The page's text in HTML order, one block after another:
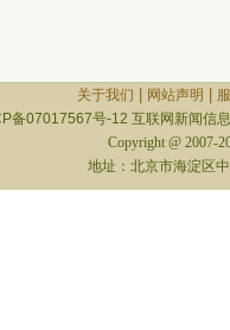
关于我们 网站声明
备07017567号-12 互联网新闻信
Copyright @ 2007-
地址：北京市海淀区